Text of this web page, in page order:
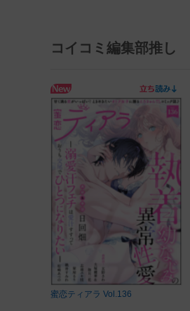
コイコミ編集部推し
蜜恋ティアラ Vol.136